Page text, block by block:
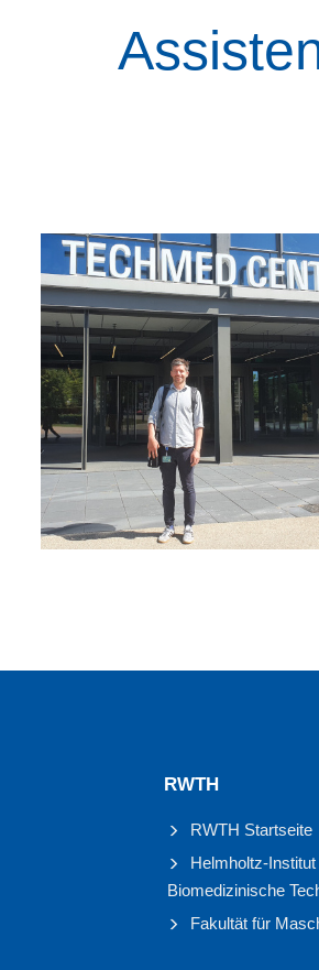
RWTH
RWTH Startseite
Helmholtz-Institut
Biomedizinische
Fakultät für